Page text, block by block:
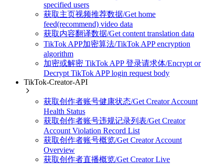
specified users
获取主页视频推荐数据/Get home
feed(recommend) video data
获取内容翻译数据/Get content translation data
TikTok APP加密算法/TikTok APP encryption
algorithm
加密或解密 TikTok APP 登录请求体/Encrypt or
Decrypt TikTok APP login request body
TikTok-Creator-API
获取创作者账号健康状态/Get Creator Account
Health Status
获取创作者账号违规记录列表/Get Creator
Account Violation Record List
获取创作者账号概览/Get Creator Account
Overview
获取创作者直播概览/Get Creator Live